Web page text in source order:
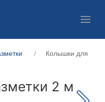
Колышки для
2 м